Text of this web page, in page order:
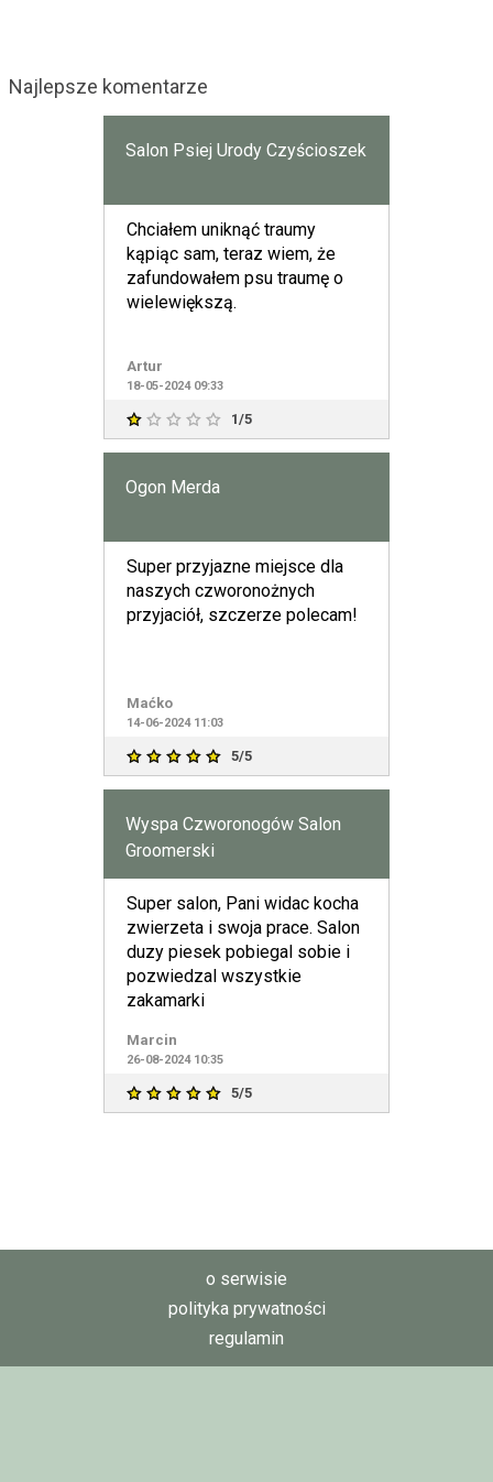
Najlepsze komentarze
Salon Psiej Urody Czyścioszek
Chciałem uniknąć traumy
kąpiąc sam, teraz wiem, że
zafundowałem psu traumę o
wielewiększą.
Artur
18-05-2024 09:33
1/5
Ogon Merda
Super przyjazne miejsce dla
naszych czworonożnych
przyjaciół, szczerze polecam!
Maćko
14-06-2024 11:03
5/5
Wyspa Czworonogów Salon
Groomerski
Super salon, Pani widac kocha
zwierzeta i swoja prace. Salon
duzy piesek pobiegal sobie i
pozwiedzal wszystkie
zakamarki
Marcin
26-08-2024 10:35
5/5
o serwisie
polityka prywatności
regulamin